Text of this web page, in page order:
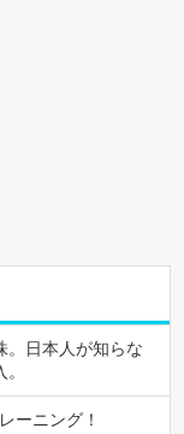
。日本人が知らな
ーニング！